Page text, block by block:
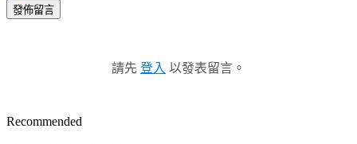
發佈留言
請先 登入 以發表留言。
Recommended